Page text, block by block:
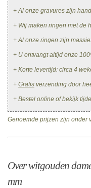
+ Al onze gravures zijn
+ Wij maken ringen met de
+ Al onze ringen zijn
+ U ontvangt altijd onze
+ Korte levertijd: circa 4
+ Gratis verzending door
+ Bestel online of bekijk
Genoemde prijzen zijn onder
Over witgouden
mm